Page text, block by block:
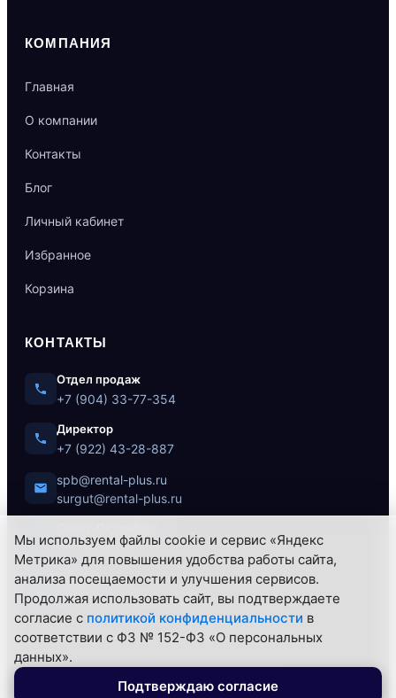
КОМПАНИЯ
Главная
О компании
Контакты
Блог
Личный кабинет
Избранное
Корзина
КОНТАКТЫ
Отдел продаж
+7 (904) 33-77-354
Директор
+7 (922) 43-28-887
spb@rental-plus.ru
surgut@rental-plus.ru
ул. Литовская, 10
Сургут
Нефтеюганское ш., 62/1
© 2026 РЕНТАЛ+ — Все права защищены.
Политика конфиденциальностиКонтакты
Мы используем файлы cookie и сервис «Яндекс
Метрика» для повышения удобства работы сайта,
анализа посещаемости и улучшения сервисов.
Продолжая использовать сайт, вы подтверждаете
согласие с политикой конфиденциальности в
соответствии с ФЗ № 152-ФЗ «О персональных
данных».
Подтверждаю согласие